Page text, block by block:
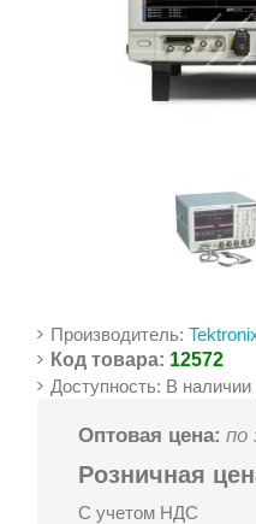
Производитель:
Код товара: 12572
Доступность: В наличии
Оптовая цена: по
Розничная
С учетом НДС